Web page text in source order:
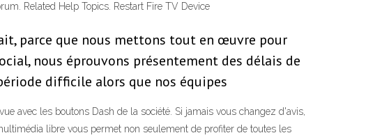
Related Help Topics. Restart Fire TV Device
parce que nous mettons tout en œuvre pour
nous éprouvons présentement des délais de
difficile alors que nos équipes
avec les boutons Dash de la société. Si jamais vous changez d'avis,
libre vous permet non seulement de profiter de toutes les